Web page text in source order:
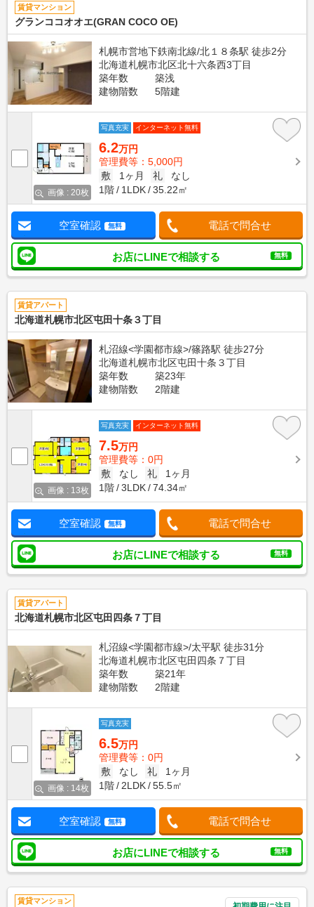
賃貸マンション
グランココオオエ(GRAN COCO OE)
札幌市営地下鉄南北線/北１８条駅 徒歩2分
北海道札幌市北区北十六条西3丁目
築年数
築浅
建物階数
5階建
画像 : 20枚
写真充実 インターネット無料
6.2万円
管理費等：5,000円
敷
1ヶ月 礼
なし
1階
1LDK 35.22㎡
空室確認 無料 電話で問合せ
お店にLINEで相談する 無料
賃貸アパート
北海道札幌市北区屯田十条３丁目
札沼線<学園都市線>/篠路駅 徒歩27分
北海道札幌市北区屯田十条３丁目
築年数
築23年
建物階数
2階建
画像 : 13枚
写真充実 インターネット無料
7.5万円
管理費等：0円
敷
なし 礼
1ヶ月
1階
3LDK 74.34㎡
空室確認 無料 電話で問合せ
お店にLINEで相談する 無料
賃貸アパート
北海道札幌市北区屯田四条７丁目
札沼線<学園都市線>/太平駅 徒歩31分
北海道札幌市北区屯田四条７丁目
築年数
築21年
建物階数
2階建
画像 : 14枚
写真充実
6.5万円
管理費等：0円
敷
なし 礼
1ヶ月
1階
2LDK 55.5㎡
空室確認 無料 電話で問合せ
お店にLINEで相談する 無料
賃貸マンション